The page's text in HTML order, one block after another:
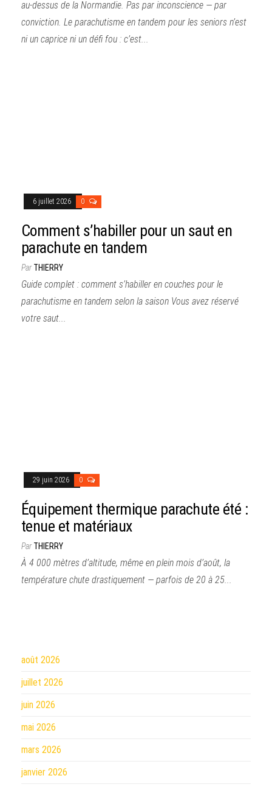
au-dessus de la Normandie. Pas par inconscience — par
conviction. Le parachutisme en tandem pour les seniors n’est
ni un caprice ni un défi fou : c’est...
6 juillet 2026 0
Comment s’habiller pour un saut en
parachute en tandem
ParTHIERRY
Guide complet : comment s’habiller en couches pour le
parachutisme en tandem selon la saison Vous avez réservé
votre saut...
29 juin 2026 0
Équipement thermique parachute été :
tenue et matériaux
ParTHIERRY
À 4 000 mètres d’altitude, même en plein mois d’août, la
température chute drastiquement — parfois de 20 à 25...
août 2026
juillet 2026
juin 2026
mai 2026
mars 2026
janvier 2026